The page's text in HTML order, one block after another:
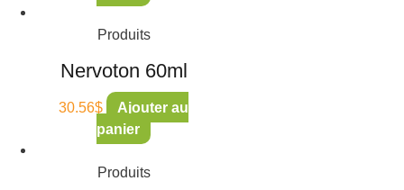
Produits
Nervoton 60ml
30.56$
Ajouter au
panier
Produits